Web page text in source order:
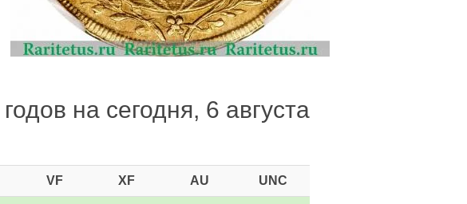
на сегодня, 6 августа
VF XF AU UNC